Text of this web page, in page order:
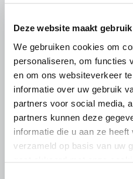
Deze website maakt
We gebruiken cookies om
personaliseren, om functies
en om ons websiteverkeer
informatie over uw gebruik
partners voor social media,
partners kunnen deze
informatie die u aan ze
verzameld op basis van uw
Kamerlid
bezoekt
Súdwest-Fryslân
LTO Nederland ontving
Maarten Goudzwaard (JA21)
Ronald Oenema op het
Vries in It Heidenskip.